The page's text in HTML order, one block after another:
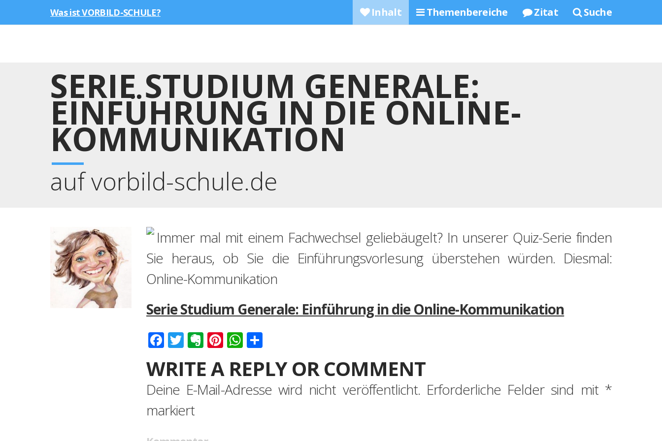
Was ist VORBILD-SCHULE? Inhalt Themenbereiche Zitat Suche
SERIE STUDIUM GENERALE:
EINFÜHRUNG IN DIE ONLINE-
KOMMUNIKATION
auf vorbild-schule.de
Immer mal mit einem Fachwechsel geliebäugelt? In unserer Quiz-Serie finden
Sie heraus, ob Sie die Einführungsvorlesung überstehen würden. Diesmal:
Online-Kommunikation
Serie Studium Generale: Einführung in die Online-Kommunikation
Facebook
Twitter
Evernote
Pinterest
WhatsApp
WRITE A REPLY OR COMMENT
Deine E-Mail-Adresse wird nicht veröffentlicht. Erforderliche Felder sind mit *
markiert